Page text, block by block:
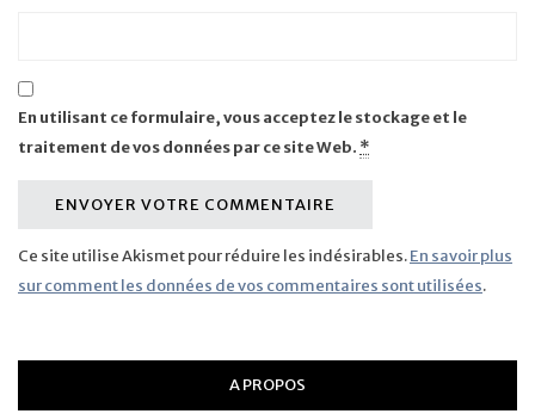
En utilisant ce formulaire, vous acceptez le stockage et le
traitement de vos données par ce site Web. *
Ce site utilise Akismet pour réduire les indésirables.En savoir plus
sur comment les données de vos commentaires sont utilisées.
A PROPOS